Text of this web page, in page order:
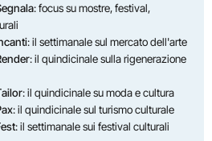
: focus su mostre, festival,
: il settimanale sul mercato dell'arte
: il quindicinale sulla rigenerazione
: il quindicinale su moda e cultura
: il quindicinale sul turismo culturale
: il settimanale sui festival culturali